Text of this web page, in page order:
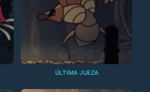
ÚLTIMA JUEZA